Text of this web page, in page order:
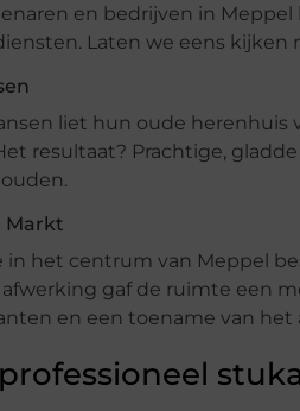
en bedrijven in
Laten we eens kijken
liet hun oude
resultaat? Prachtige,
Markt
in het centrum van Meppel
gaf de ruimte een
en een toename van het
professioneel